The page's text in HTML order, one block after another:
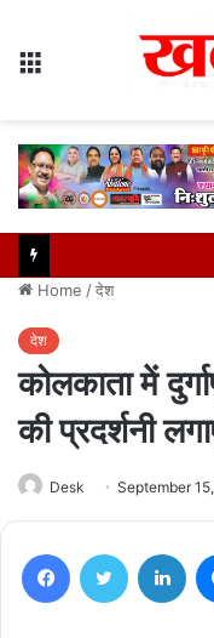
Home /देश
देश
कोलकाता में
की प्रदर्शनी
Desk September
FacebookTwitter